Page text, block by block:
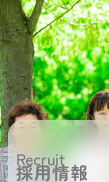
Recruit
採用情報